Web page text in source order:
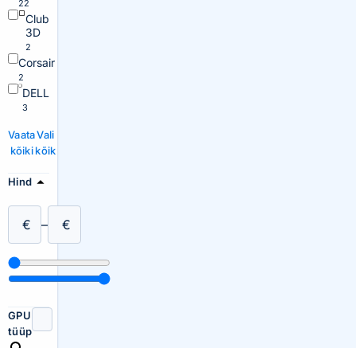
22
Club
3D
2
Corsair
2
DELL
3
Vaata
kõiki
Vali
kõik
Hind
€ – €
GPU
tüüp